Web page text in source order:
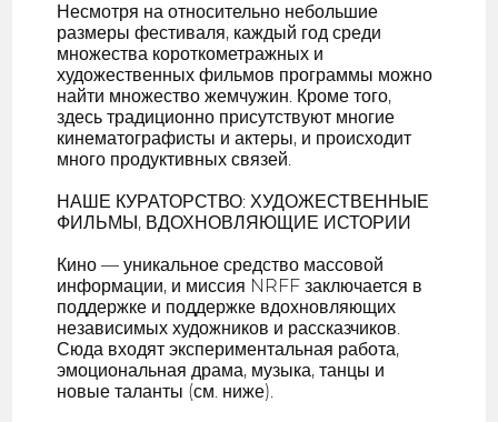
Несмотря на относительно небольшие
размеры фестиваля, каждый год среди
множества короткометражных и
художественных фильмов программы можно
найти множество жемчужин. Кроме того,
здесь традиционно присутствуют многие
кинематографисты и актеры, и происходит
много продуктивных связей.
НАШЕ КУРАТОРСТВО: ХУДОЖЕСТВЕННЫЕ
ФИЛЬМЫ, ВДОХНОВЛЯЮЩИЕ ИСТОРИИ
Кино — уникальное средство массовой
информации, и миссия NRFF заключается в
поддержке и поддержке вдохновляющих
независимых художников и рассказчиков.
Сюда входят экспериментальная работа,
эмоциональная драма, музыка, танцы и
новые таланты (см. ниже).